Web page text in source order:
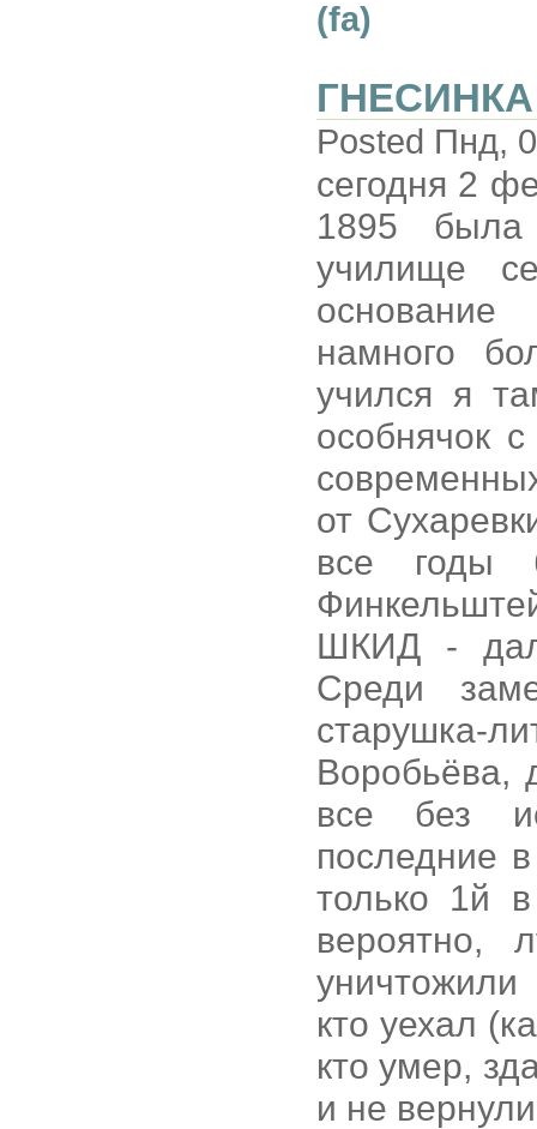
(fa)
ГНЕСИНКА
Posted Пнд,
сегодня 2
1895
училище
намного
учился я
особнячок
от
все годы
ШКИД -
Среди
старушка-
Воробьёва,
все без
последние
только 1й
вероятно,
кто уехал
кто умер,
и не